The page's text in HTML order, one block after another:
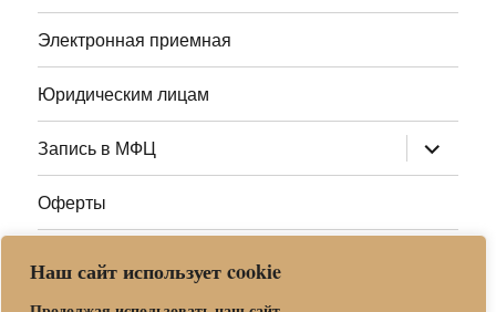
Наш сайт использует cookie
Электронная приемная
Юридическим лицам
Запись в МФЦ раскрыть
дочернее
меню
Оферты